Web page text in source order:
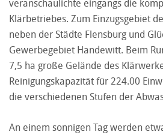
veranschaulichte eingangs die
Klärbetriebes. Zum Einzugsgebiet
neben der Städte Flensburg und
Gewerbegebiet Handewitt. Beim
7,5 ha große Gelände des
Reinigungskapazität für 224.00
die verschiedenen Stufen der
An einem sonnigen Tag werden